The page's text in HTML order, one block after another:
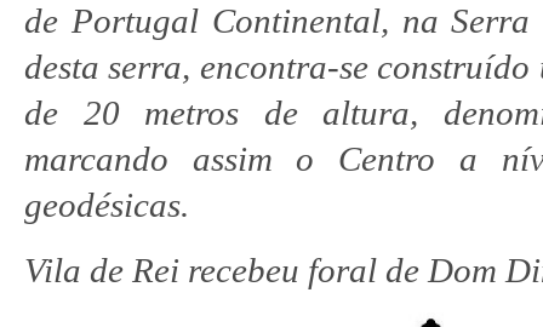
de Portugal Continental, na
desta serra, encontra-se construído
de 20 metros de altura,
marcando assim o Centro a
geodésicas.
Vila de Rei recebeu foral de Dom